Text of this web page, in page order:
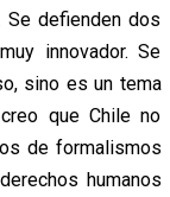
defienden dos
innovador. Se
sino es un tema
que Chile no
de formalismos
humanos